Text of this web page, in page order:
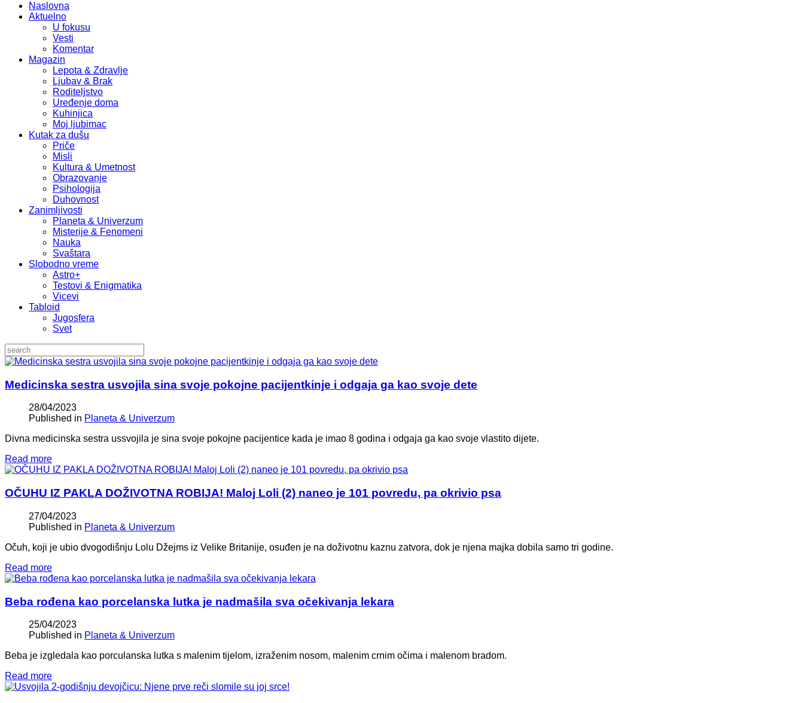
Naslovna
Aktuelno
U fokusu
Vesti
Komentar
Magazin
Lepota & Zdravlje
Ljubav & Brak
Roditeljstvo
Uređenje doma
Kuhinjica
Moj ljubimac
Kutak za dušu
Priče
Misli
Kultura & Umetnost
Obrazovanje
Psihologija
Duhovnost
Zanimljivosti
Planeta & Univerzum
Misterije & Fenomeni
Nauka
Svaštara
Slobodno vreme
Astro+
Testovi & Enigmatika
Vicevi
Tabloid
Jugosfera
Svet
Medicinska sestra usvojila sina svoje pokojne pacijentkinje i odgaja ga kao svoje dete
28/04/2023
Published in Planeta & Univerzum
Divna medicinska sestra ussvojila je sina svoje pokojne pacijentice kada je imao 8 godina i odgaja ga kao svoje vlastito dijete.
Read more
OČUHU IZ PAKLA DOŽIVOTNA ROBIJA! Maloj Loli (2) naneo je 101 povredu, pa okrivio psa
27/04/2023
Published in Planeta & Univerzum
Očuh, koji je ubio dvogodišnju Lolu Džejms iz Velike Britanije, osuđen je na doživotnu kaznu zatvora, dok je njena majka dobila samo tri godine.
Read more
Beba rođena kao porcelanska lutka je nadmašila sva očekivanja lekara
25/04/2023
Published in Planeta & Univerzum
Beba je izgledala kao porculanska lutka s malenim tijelom, izraženim nosom, malenim crnim očima i malenom bradom.
Read more